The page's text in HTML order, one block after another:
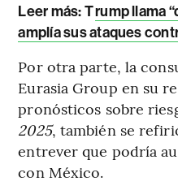
Leer más:Trump llama
amplía sus ataques
Por otra parte, la
Eurasia Group en su
pronósticos sobre
2025, también se
entrever que podría
con México.